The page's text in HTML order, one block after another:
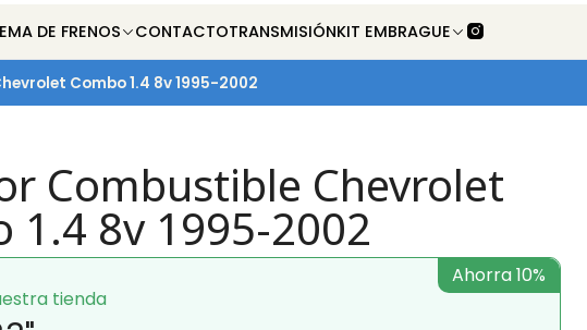
DE FRENOS CONTACTOTRANSMISIÓNKIT EMBRAGUE
Combo 1.4 8v 1995-2002
Combustible Chevrolet
1.4 8v 1995-2002
tienda
Ahorra 10%